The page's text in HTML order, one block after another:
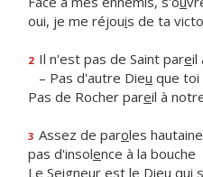
oui, je me réjouis de ta
2 Il n'est pas de Saint pareil
– Pas d'autre Dieu que toi
Pas de Rocher pareil à
3 Assez de paroles
pas d'insolence à la bouche
Le Seigneur est le Dieu qui